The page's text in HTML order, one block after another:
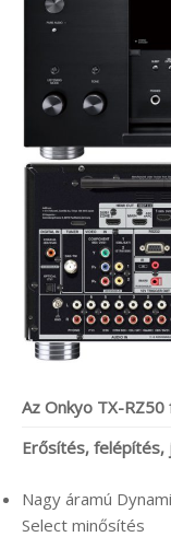
Az Onkyo TX-
Erősítés, felépítés,
Nagy áramú
Select minősítés